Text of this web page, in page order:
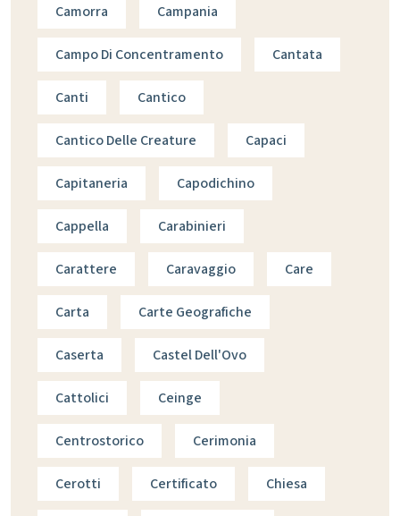
Camorra Campania
Campo Di Concentramento Cantata
Canti Cantico
Cantico Delle Creature Capaci
Capitaneria Capodichino
Cappella Carabinieri
Carattere Caravaggio Care
Carta Carte Geografiche
Caserta Castel Dell'Ovo
Cattolici Ceinge
Centrostorico Cerimonia
Cerotti Certificato Chiesa